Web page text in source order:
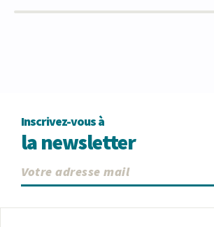
Inscrivez-vous à
la newsletter